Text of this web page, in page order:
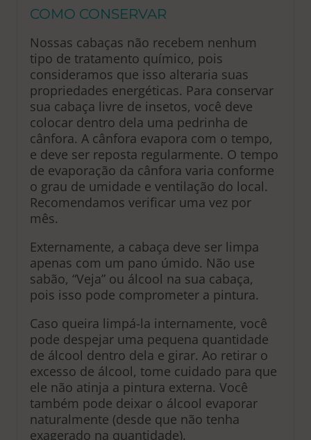
COMO CONSERVAR
Nossas cabaças não recebem nenhum
tipo de tratamento químico, pois
consideramos que isso alteraria suas
propriedades energéticas. Para conservar
sua cabaça livre de insetos, você deve
colocar dentro dela uma pedrinha de
cânfora. A cânfora evapora com o tempo,
e deve ser reposta regularmente. O tempo
de evaporação da cânfora varia conforme
o grau de umidade e ventilação do local.
Recomendamos verificar uma vez por
mês.
Externamente, a cabaça deve ser limpa
apenas com um pano úmido. Não use
sabão, “Veja” ou álcool na sua cabaça,
pois isso pode comprometer a pintura.
Caso queira limpá-la internamente, você
pode despejar uma pequena quantidade
de álcool dentro dela e girar. Ao retirar o
excesso de álcool, tome cuidado para que
ele não atinja a pintura externa. Você
também pode deixar o álcool evaporar
naturalmente (desde que não tenha
exagerado na quantidade).